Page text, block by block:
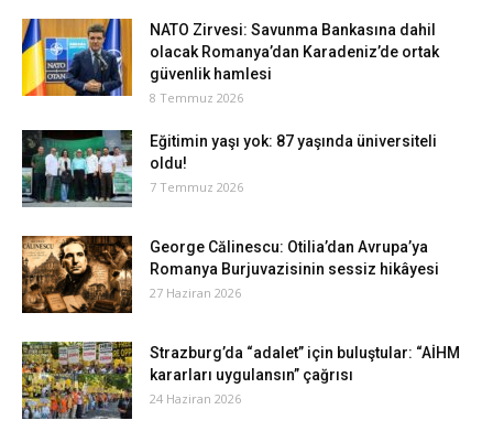
NATO Zirvesi: Savunma Bankasına dahil
olacak Romanya’dan Karadeniz’de ortak
güvenlik hamlesi
8 Temmuz 2026
Eğitimin yaşı yok: 87 yaşında üniversiteli
oldu!
7 Temmuz 2026
George Călinescu: Otilia’dan Avrupa’ya
Romanya Burjuvazisinin sessiz hikâyesi
27 Haziran 2026
Strazburg’da “adalet” için buluştular: “AİHM
kararları uygulansın” çağrısı
24 Haziran 2026